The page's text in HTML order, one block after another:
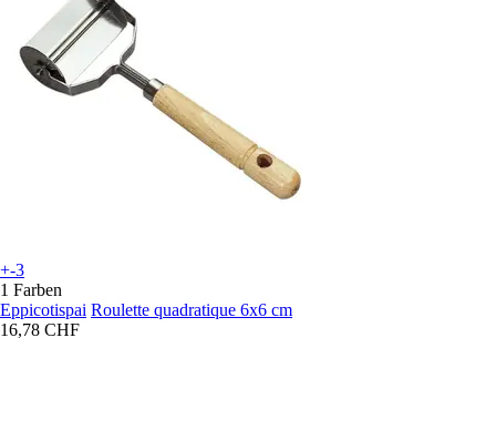
+-3
1 Farben
Eppicotispai Roulette quadratique 6x6 cm
16,78 CHF